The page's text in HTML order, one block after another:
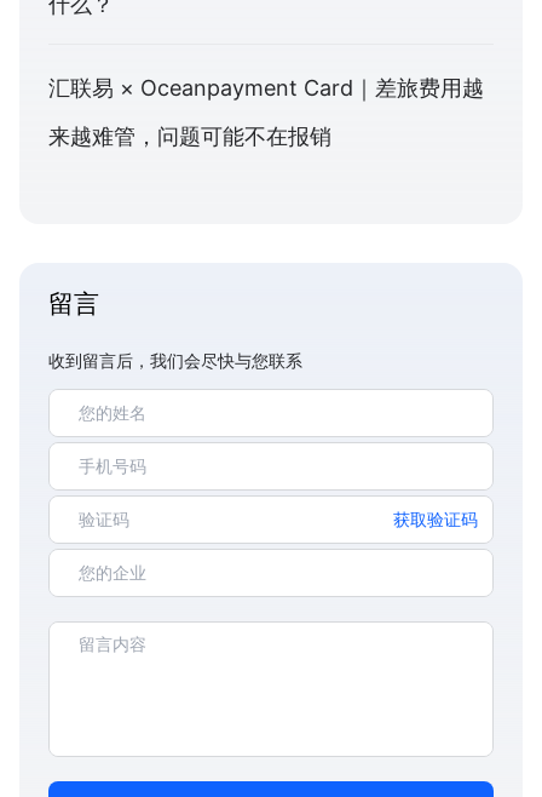
汇联易 × Oceanpayment Card｜差旅费用越
来越难管，问题可能不在报销
留言
收到留言后，我们会尽快与您联系
获取验证码